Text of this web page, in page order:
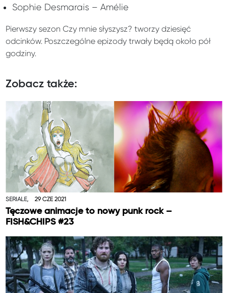
Sophie Desmarais – Amélie
Pierwszy sezon Czy mnie słyszysz? tworzy dziesięć
odcinków. Poszczególne epizody trwały będą około pół
godziny.
Zobacz także:
SERIALE, 29 CZE 2021
Tęczowe animacje to nowy punk rock –
FISH&CHIPS #23